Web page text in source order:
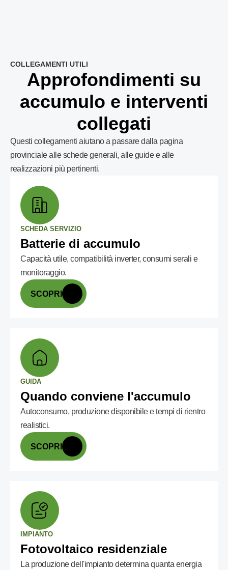
COLLEGAMENTI UTILI
Approfondimenti su
accumulo e interventi
collegati
Questi collegamenti aiutano a passare dalla pagina
provinciale alle schede generali, alle guide e alle
realizzazioni più pertinenti.
SCHEDA SERVIZIO
Batterie di accumulo
Capacità utile, compatibilità inverter, consumi serali e
monitoraggio.
SCOPRI
GUIDA
Quando conviene l'accumulo
Autoconsumo, produzione disponibile e tempi di rientro
realistici.
SCOPRI
IMPIANTO
Fotovoltaico residenziale
La produzione dell'impianto determina quanta energia